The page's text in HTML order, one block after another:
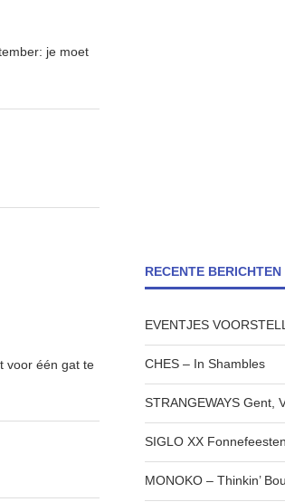
je moet
voor één gat te
RECENTE BERICHTEN
EVENTJES
CHES – In Shambles
STRANGEWAYS Gent,
SIGLO XX
MONOKO – Thinkin’